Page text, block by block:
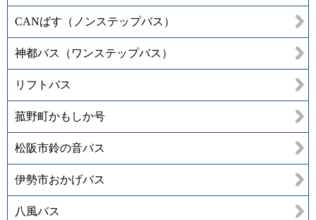
CANばす（ノンステップバス）
神都バス（ワンステップバス）
リフトバス
菰野町かもしか号
松阪市鈴の音バス
伊勢市おかげバス
八風バス